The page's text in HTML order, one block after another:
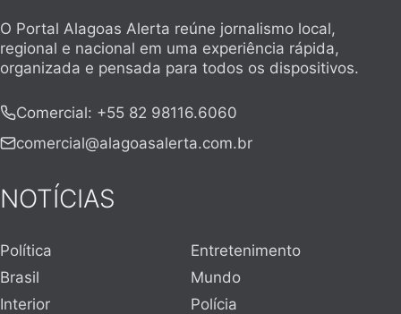
O Portal Alagoas Alerta reúne jornalismo local,
regional e nacional em uma experiência rápida,
organizada e pensada para todos os dispositivos.
Comercial: +55 82 98116.6060
comercial@alagoasalerta.com.br
NOTÍCIAS
Política
Entretenimento
Brasil
Mundo
Interior
Polícia